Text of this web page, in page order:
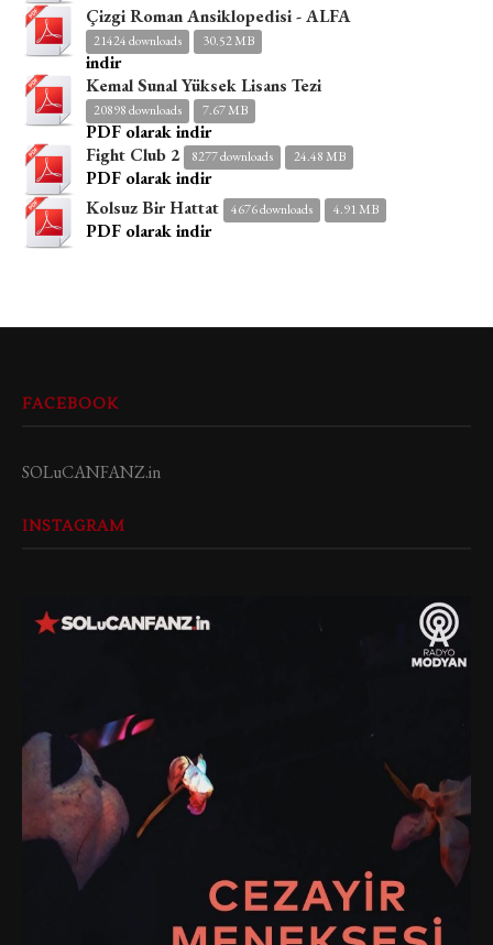
Çizgi Roman Ansiklopedisi - ALFA
21424 downloads 30.52 MB
indir
Kemal Sunal Yüksek Lisans Tezi
20898 downloads 7.67 MB
PDF olarak indir
Fight Club 2
8277 downloads 24.48 MB
PDF olarak indir
Kolsuz Bir Hattat
4676 downloads 4.91 MB
PDF olarak indir
FACEBOOK
SOLuCANFANZ.in
INSTAGRAM